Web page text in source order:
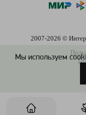
Мы используем
2007-2026 ©